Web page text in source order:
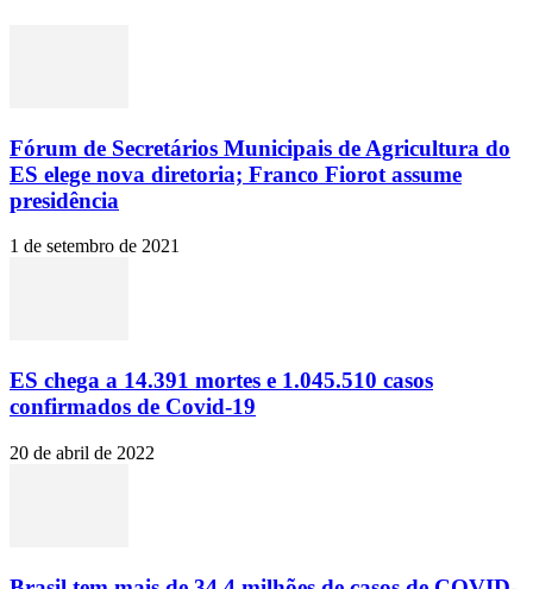
Fórum de Secretários Municipais de Agricultura do
ES elege nova diretoria; Franco Fiorot assume
presidência
1 de setembro de 2021
ES chega a 14.391 mortes e 1.045.510 casos
confirmados de Covid-19
20 de abril de 2022